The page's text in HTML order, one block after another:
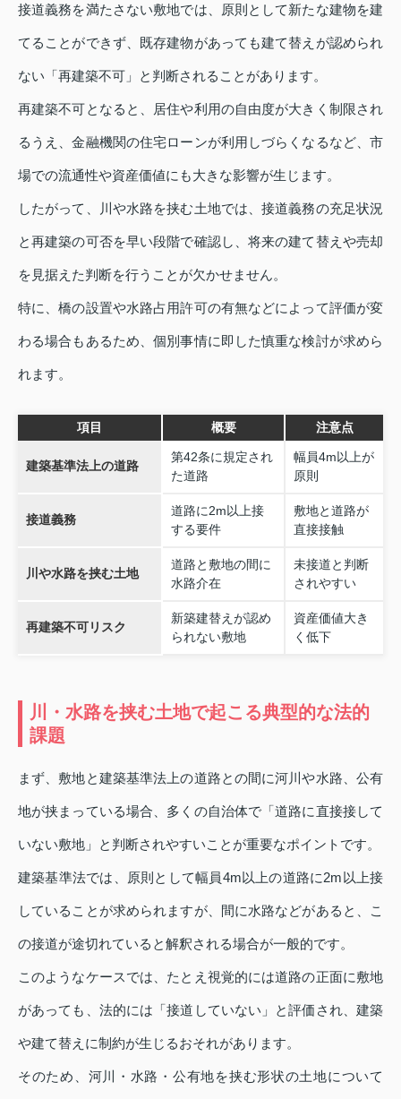
接道義務を満たさない敷地では、原則として新たな建物を建
てることができず、既存建物があっても建て替えが認められ
ない「再建築不可」と判断されることがあります。
再建築不可となると、居住や利用の自由度が大きく制限され
るうえ、金融機関の住宅ローンが利用しづらくなるなど、市
場での流通性や資産価値にも大きな影響が生じます。
したがって、川や水路を挟む土地では、接道義務の充足状況
と再建築の可否を早い段階で確認し、将来の建て替えや売却
を見据えた判断を行うことが欠かせません。
特に、橋の設置や水路占用許可の有無などによって評価が変
わる場合もあるため、個別事情に即した慎重な検討が求めら
れます。
項目 概要 注意点
建築基準法上の道路
第42条に規定され
た道路
幅員4m以上が
原則
接道義務
道路に2m以上接
する要件
敷地と道路が
直接接触
川や水路を挟む土地
道路と敷地の間に
水路介在
未接道と判断
されやすい
再建築不可リスク
新築建替えが認め
られない敷地
資産価値大き
く低下
川・水路を挟む土地で起こる典型的な法的
課題
まず、敷地と建築基準法上の道路との間に河川や水路、公有
地が挟まっている場合、多くの自治体で「道路に直接接して
いない敷地」と判断されやすいことが重要なポイントです。
建築基準法では、原則として幅員4m以上の道路に2m以上接
していることが求められますが、間に水路などがあると、こ
の接道が途切れていると解釈される場合が一般的です。
このようなケースでは、たとえ視覚的には道路の正面に敷地
があっても、法的には「接道していない」と評価され、建築
や建て替えに制約が生じるおそれがあります。
そのため、河川・水路・公有地を挟む形状の土地について